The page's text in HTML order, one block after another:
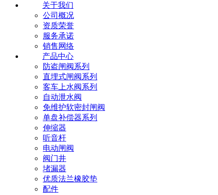
关于我们
公司概况
资质荣誉
服务承诺
销售网络
产品中心
防盗闸阀系列
直埋式闸阀系列
客车上水阀系列
自动泄水阀
免维护软密封闸阀
单盘补偿器系列
伸缩器
听音杆
电动闸阀
阀门井
堵漏器
优质法兰橡胶垫
配件